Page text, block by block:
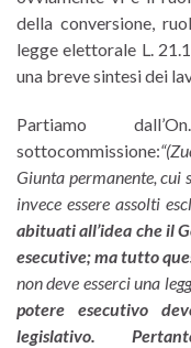
della conversione,
legge elettorale L.
una breve sintesi dei
Partiamo
sottocommissione:“(
Giunta permanente, cui
invece essere assolti
abituati all’idea che il
esecutive; ma tutto
non deve esserci una
potere esecutivo
legislativo.